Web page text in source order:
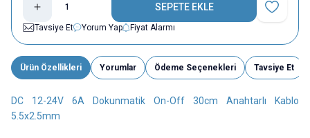
SEPETE EKLE
Favoriye
Tavsiye Et
Yorum Yap Fiyat Alarmı
Ürün Özellikleri Yorumlar Ödeme Seçenekleri Tavsiye Et
DC 12-24V 6A Dokunmatik On-Off 30cm Anahtarlı Kablo
5.5x2.5mm